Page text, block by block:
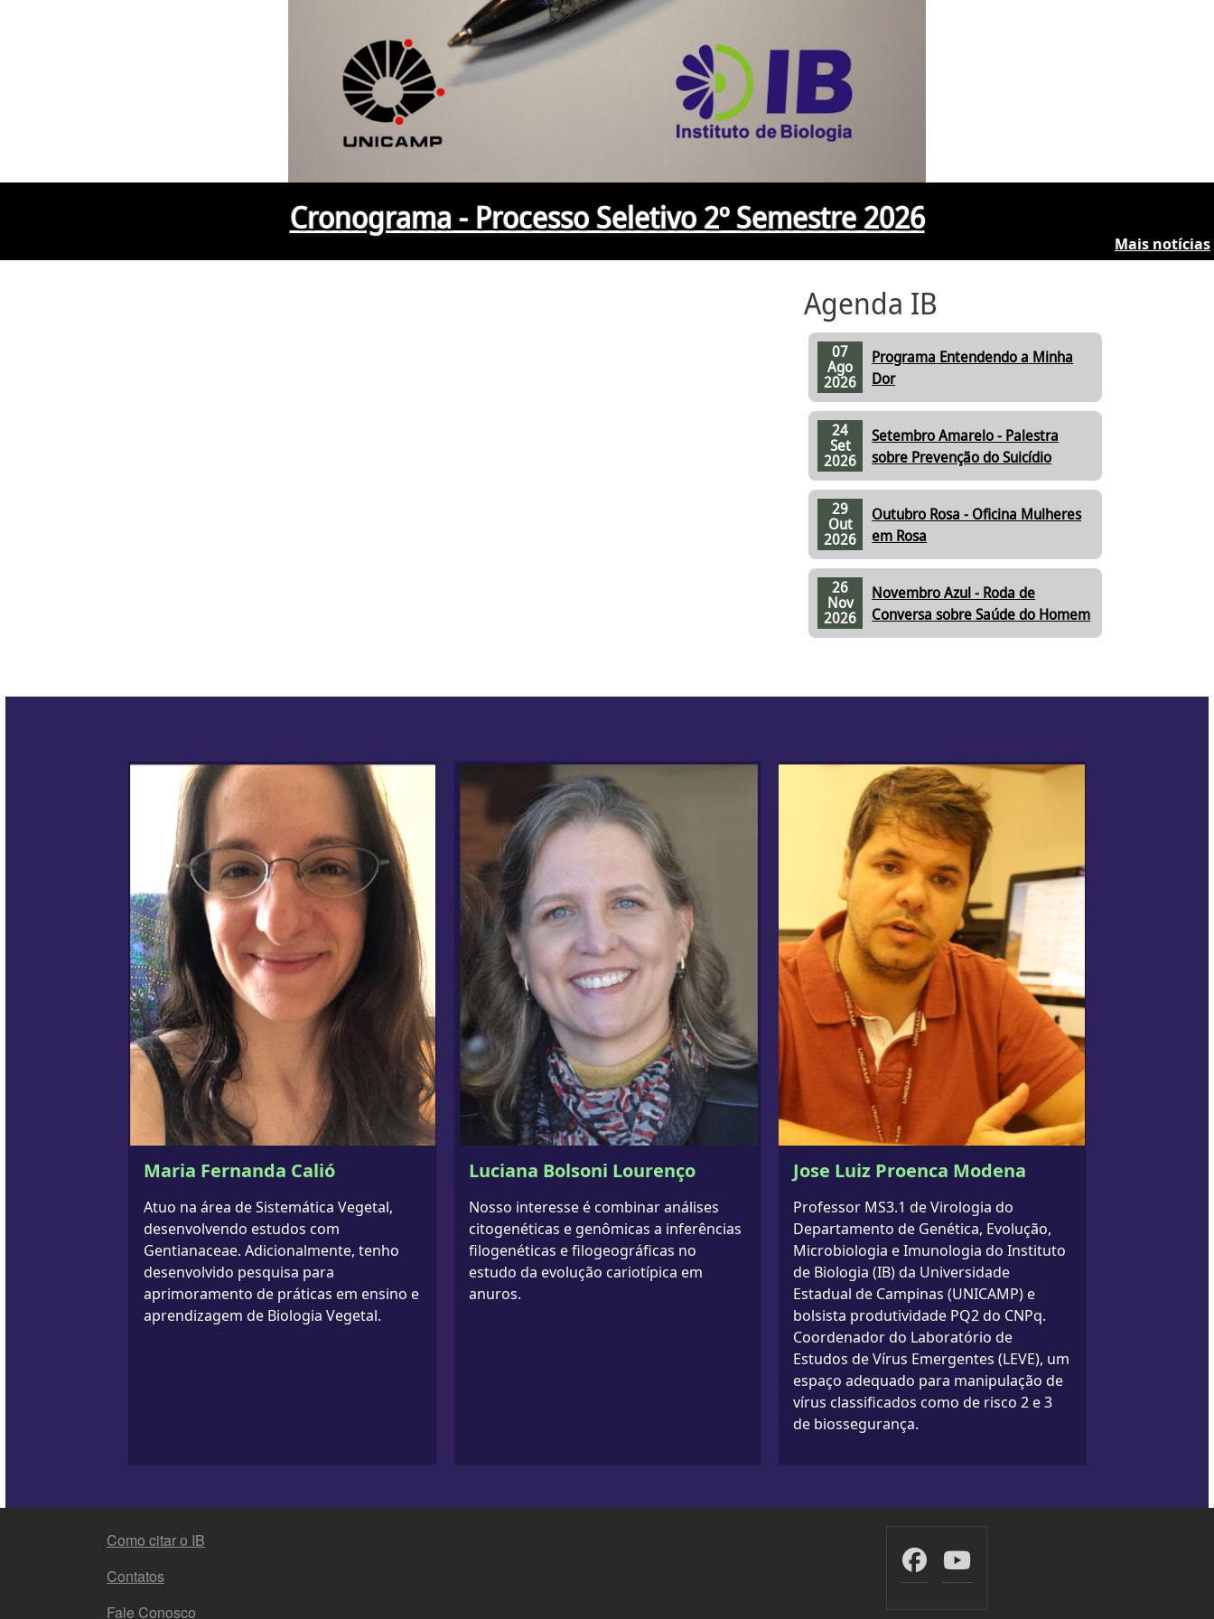
Cronograma - Processo Seletivo 2º Semestre 2026
Mais notícias
Agenda IB
07
Ago
2026
Programa Entendendo a Minha
Dor
24
Set
2026
Setembro Amarelo - Palestra
sobre Prevenção do Suicídio
29
Out
2026
Outubro Rosa - Oficina Mulheres
em Rosa
26
Nov
2026
Novembro Azul - Roda de
Conversa sobre Saúde do Homem
Maria Fernanda Calió
Atuo na área de Sistemática Vegetal,
desenvolvendo estudos com
Gentianaceae. Adicionalmente, tenho
desenvolvido pesquisa para
aprimoramento de práticas em ensino e
aprendizagem de Biologia Vegetal.
Luciana Bolsoni Lourenço
Nosso interesse é combinar análises
citogenéticas e genômicas a inferências
filogenéticas e filogeográficas no
estudo da evolução cariotípica em
anuros.
Jose Luiz Proenca Modena
Professor MS3.1 de Virologia do
Departamento de Genética, Evolução,
Microbiologia e Imunologia do Instituto
de Biologia (IB) da Universidade
Estadual de Campinas (UNICAMP) e
bolsista produtividade PQ2 do CNPq.
Coordenador do Laboratório de
Estudos de Vírus Emergentes (LEVE), um
espaço adequado para manipulação de
vírus classificados como de risco 2 e 3
de biossegurança.
Como citar o IB
Contatos
Fale Conosco